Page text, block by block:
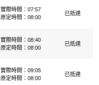
實際時間：07:57
原定時間：08:00
已抵達
實際時間：08:40
原定時間：08:00
已抵達
實際時間：09:05
原定時間：08:00
已抵達